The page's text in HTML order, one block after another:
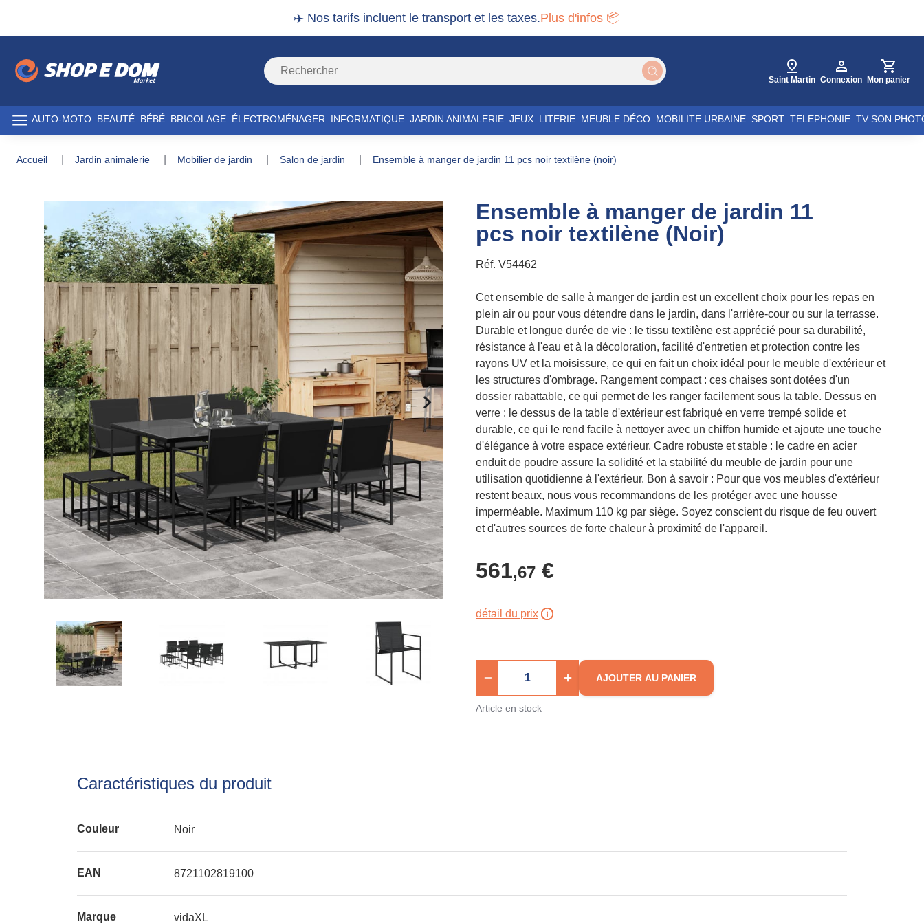
✈️ Nos tarifs incluent le transport et les taxes.Plus d'infos 📦
Saint Martin Connexion Mon panier
AUTO-MOTO BEAUTÉ BÉBÉ BRICOLAGE ÉLECTROMÉNAGER INFORMATIQUE JARDIN ANIMALERIE JEUX LITERIE MEUBLE DÉCO MOBILITE URBAINE SPORT TELEPHONIE TV SON
accueil jardin animalerie mobilier de jardin salon de jardin ensemble à manger de jardin 11 pcs noir textilène (noir)
Ensemble à manger de jardin 11
pcs noir textilène (Noir)
Réf. V54462
Cet ensemble de salle à manger de jardin est un excellent choix pour les repas en
plein air ou pour vous détendre dans le jardin, dans l'arrière-cour ou sur la terrasse.
Durable et longue durée de vie : le tissu textilène est apprécié pour sa durabilité,
résistance à l'eau et à la décoloration, facilité d'entretien et protection contre les
rayons UV et la moisissure, ce qui en fait un choix idéal pour le meuble d'extérieur et
les structures d'ombrage. Rangement compact : ces chaises sont dotées d'un
dossier rabattable, ce qui permet de les ranger facilement sous la table. Dessus en
verre : le dessus de la table d'extérieur est fabriqué en verre trempé solide et
durable, ce qui le rend facile à nettoyer avec un chiffon humide et ajoute une touche
d'élégance à votre espace extérieur. Cadre robuste et stable : le cadre en acier
enduit de poudre assure la solidité et la stabilité du meuble de jardin pour une
utilisation quotidienne à l'extérieur. Bon à savoir : Pour que vos meubles d'extérieur
restent beaux, nous vous recommandons de les protéger avec une housse
imperméable. Maximum 110 kg par siège. Soyez conscient du risque de feu ouvert
et d'autres sources de forte chaleur à proximité de l'appareil.
561,67 €
détail du prix
AJOUTER AU PANIER
Article en stock
Caractéristiques du produit
Couleur Noir
EAN 8721102819100
Marque vidaXL